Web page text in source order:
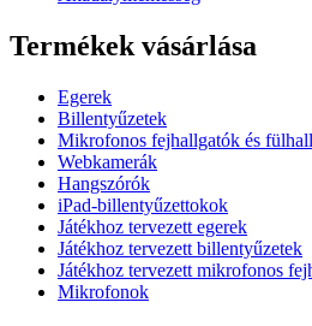
Termékek vásárlása
Egerek
Billentyűzetek
Mikrofonos fejhallgatók és
Webkamerák
Hangszórók
iPad-billentyűzettokok
Játékhoz tervezett egerek
Játékhoz tervezett billentyűzetek
Játékhoz tervezett mikrofonos
Mikrofonok